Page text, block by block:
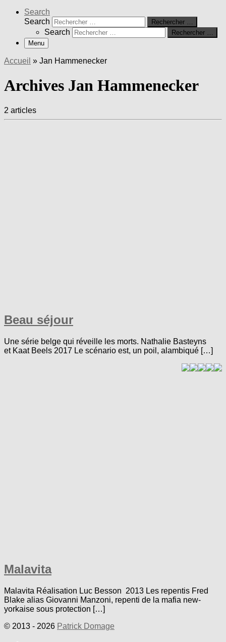
Search
Search
Rechercher …
Search
Rechercher …
Menu
Accueil » Jan Hammenecker
Archives Jan Hammenecker
2 articles
Beau séjour
Une série belge qui réveille les morts. Nathalie Basteyns
et Kaat Beels 2017 Le scénario est, un poil, alambiqué […]
Malavita
Malavita Réalisation Luc Besson 2013 Les repentis Fred
Blake alias Giovanni Manzoni, repenti de la mafia new-
yorkaise sous protection […]
© 2013 - 2026 Patrick Domage